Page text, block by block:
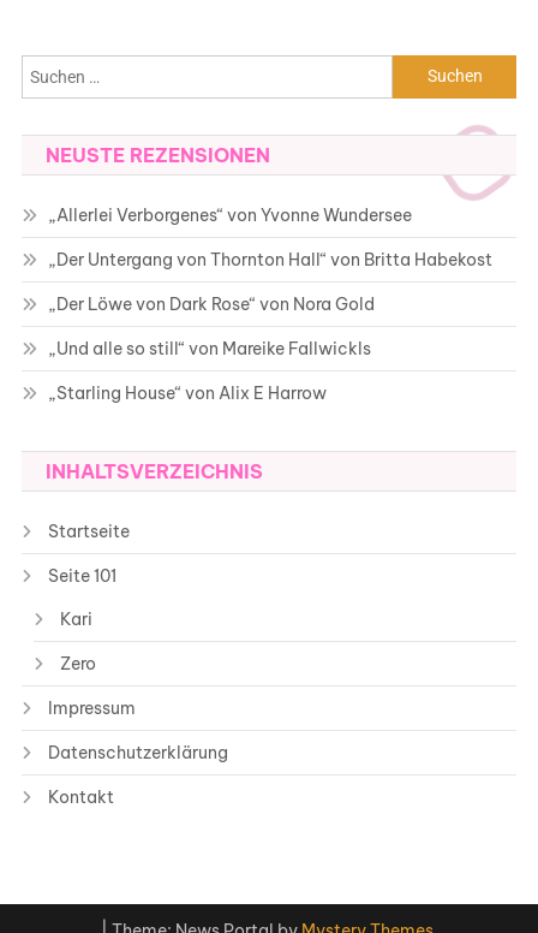
Suchen
nach:
NEUSTE REZENSIONEN
„Allerlei Verborgenes“ von Yvonne Wundersee
„Der Untergang von Thornton Hall“ von Britta Habekost
„Der Löwe von Dark Rose“ von Nora Gold
„Und alle so still“ von Mareike Fallwickls
„Starling House“ von Alix E Harrow
INHALTSVERZEICHNIS
Startseite
Seite 101
Kari
Zero
Impressum
Datenschutzerklärung
Kontakt